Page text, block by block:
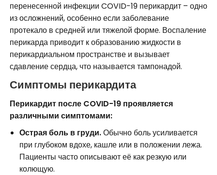
перенесенной инфекции COVID-19 перикардит – одно
из осложнений, особенно если заболевание
протекало в средней или тяжелой форме. Воспаление
перикарда приводит к образованию жидкости в
перикардиальном пространстве и вызывает
сдавление сердца, что называется тампонадой.
Симптомы перикардита
Перикардит после COVID-19 проявляется
различными симптомами:
Острая боль в груди.Обычно боль усиливается
при глубоком вдохе, кашле или в положении лежа.
Пациенты часто описывают её как резкую или
колющую.